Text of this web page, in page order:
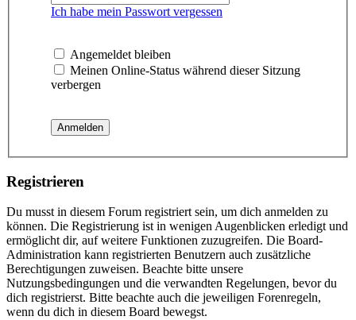
Ich habe mein Passwort vergessen
Angemeldet bleiben
Meinen Online-Status während dieser Sitzung
verbergen
Registrieren
Du musst in diesem Forum registriert sein, um dich anmelden zu
können. Die Registrierung ist in wenigen Augenblicken erledigt und
ermöglicht dir, auf weitere Funktionen zuzugreifen. Die Board-
Administration kann registrierten Benutzern auch zusätzliche
Berechtigungen zuweisen. Beachte bitte unsere
Nutzungsbedingungen und die verwandten Regelungen, bevor du
dich registrierst. Bitte beachte auch die jeweiligen Forenregeln,
wenn du dich in diesem Board bewegst.